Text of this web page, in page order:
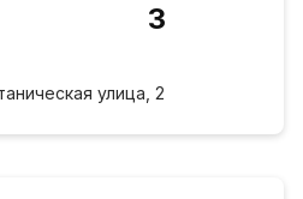
3
улица, 2